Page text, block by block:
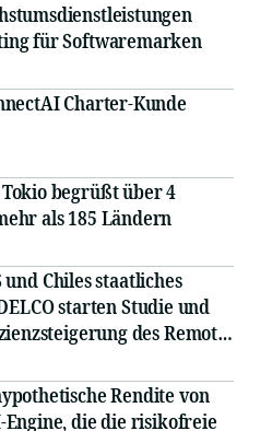
für Softwaremarken
Charter-Kunde
begrüßt über 4
als 185 Ländern
und Chiles staatliches
starten Studie und
des Remote-
mittels IOWN APN
Rendite von
Engine, die die risikofreie